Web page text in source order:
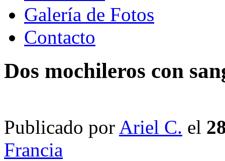
Galería de Fotos
Contacto
Dos mochileros con
Publicado por Ariel C. el
Francia